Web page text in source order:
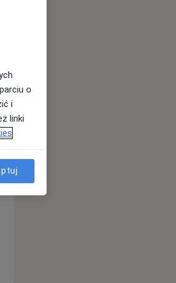
Wt,
o
i
linki